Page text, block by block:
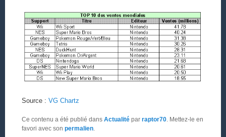
Source : VG Chartz
Ce contenu a été publié dans Actualitépar raptor70. Mettez-le en
favori avec son permalien.